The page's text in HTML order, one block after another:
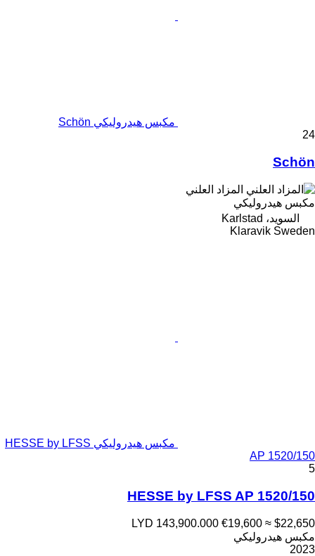
مكبس هيدروليكي Schön
24
Schön
المزاد العلني
مكبس هيدروليكي
السويد، Karlstad
Klaravik Sweden
مكبس هيدروليكي HESSE by LFSS
AP 1520/150
5
HESSE by LFSS AP 1520/150
LYD 143,900.000 €19,600 ≈ $22,650
مكبس هيدروليكي
2023